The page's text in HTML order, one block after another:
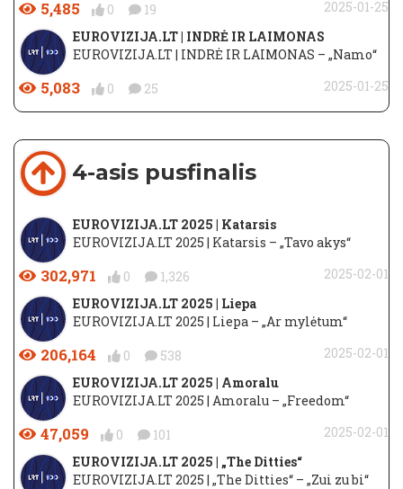
5,485 0 19
2025-01-25
EUROVIZIJA.LT | INDRĖ IR LAIMONAS
EUROVIZIJA.LT | INDRĖ IR LAIMONAS – „Namo“
5,083 0 25 2025-01-25
4-asis pusfinalis
EUROVIZIJA.LT 2025 | Katarsis
EUROVIZIJA.LT 2025 | Katarsis – „Tavo akys“
302,971 0 1,326
2025-02-01
EUROVIZIJA.LT 2025 | Liepa
EUROVIZIJA.LT 2025 | Liepa – „Ar mylėtum“
206,164 0 538
2025-02-01
EUROVIZIJA.LT 2025 | Amoralu
EUROVIZIJA.LT 2025 | Amoralu – „Freedom“
47,059 0 101
2025-02-01
EUROVIZIJA.LT 2025 | „The Ditties“
EUROVIZIJA.LT 2025 | „The Ditties“ – „Zui zu bi“